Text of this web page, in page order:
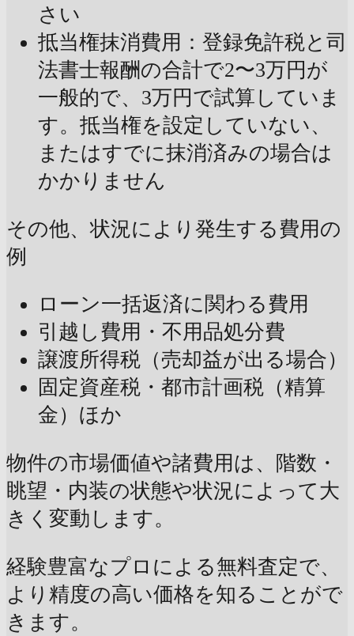
さい
抵当権抹消費用：登録免許税と司
法書士報酬の合計で2〜3万円が
一般的で、3万円で試算していま
す。抵当権を設定していない、
またはすでに抹消済みの場合は
かかりません
その他、状況により発生する費用の
例
ローン一括返済に関わる費用
引越し費用・不用品処分費
譲渡所得税（売却益が出る場合）
固定資産税・都市計画税（精算
金）ほか
物件の市場価値や諸費用は、階数・
眺望・内装の状態や状況によって大
きく変動します。
経験豊富なプロによる無料査定で、
より精度の高い価格を知ることがで
きます。